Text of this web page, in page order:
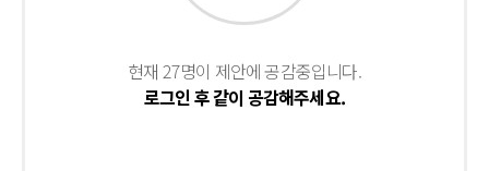
현재 27명이 제안에 공감중입니다.
로그인 후 같이 공감해주세요.